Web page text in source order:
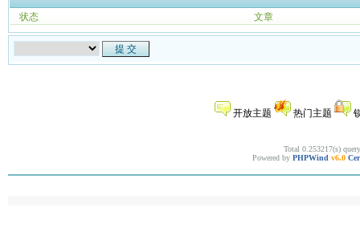
状态
文章
开放主题 热门主题
Total 0.253217(s)
Powered by PHPWind v6.0